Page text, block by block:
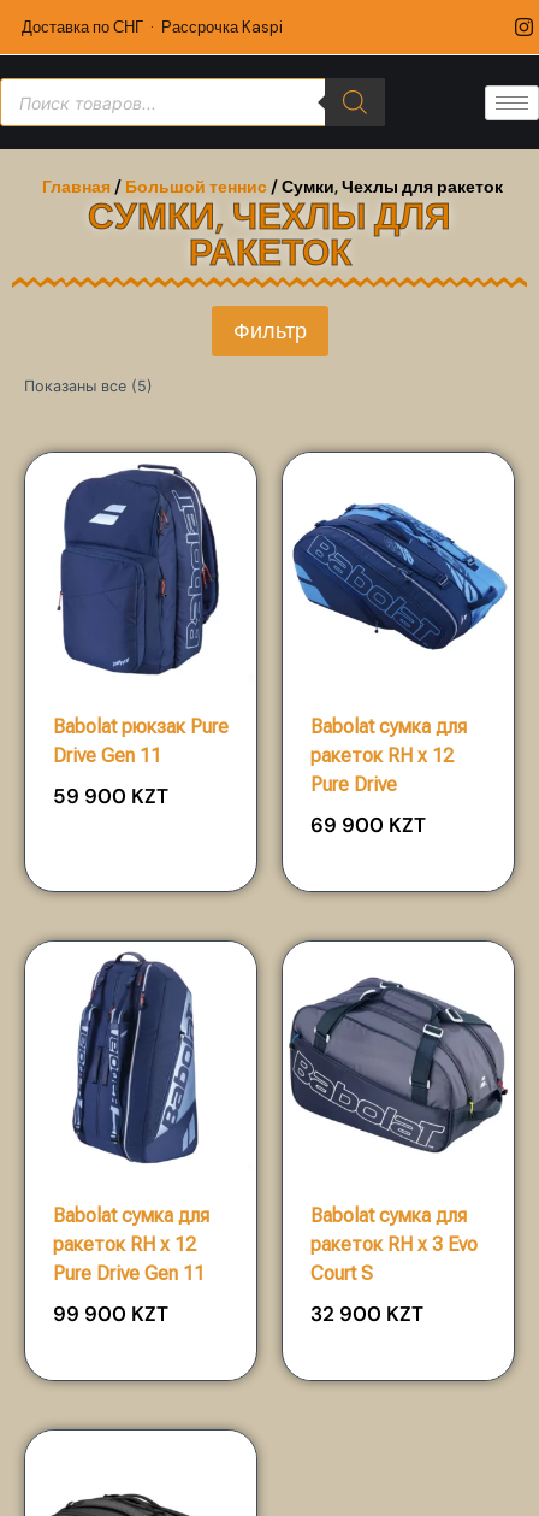
Доставка по СНГ · Рассрочка Kaspi
Главная / Большой теннис / Сумки, Чехлы для ракеток
СУМКИ, ЧЕХЛЫ ДЛЯ
РАКЕТОК
Фильтр
Показаны все (5)
Babolat рюкзак Pure
Drive Gen 11
59 900 KZT
Babolat сумка для
ракеток RH x 12
Pure Drive
69 900 KZT
Babolat сумка для
ракеток RH x 12
Pure Drive Gen 11
99 900 KZT
Babolat сумка для
ракеток RH x 3 Evo
Court S
32 900 KZT